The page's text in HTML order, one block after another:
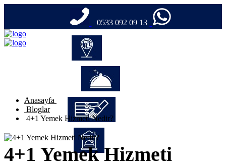
0533 092 09 13
#YemekFirmaları
Anasayfa
Bloglar
4+1 Yemek Hizmeti Nedir?
4+1 Yemek Hizmeti